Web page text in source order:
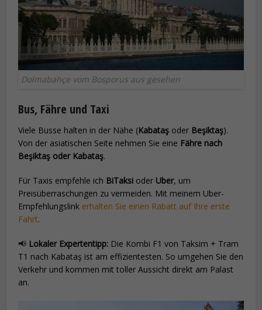
Dolmabahçe vom Bosporus aus gesehen
Bus, Fähre und Taxi
Viele Busse halten in der Nähe (Kabataş oder Beşiktaş).
Von der asiatischen Seite nehmen Sie eine Fähre nach
Beşiktaş oder Kabataş.
Für Taxis empfehle ich BiTaksi oder Uber, um
Preisüberraschungen zu vermeiden. Mit meinem Uber-
Empfehlungslink erhalten Sie einen Rabatt auf Ihre erste
Fahrt.
📢 Lokaler Expertentipp: Die Kombi F1 von Taksim + Tram
T1 nach Kabataş ist am effizientesten. So umgehen Sie den
Verkehr und kommen mit toller Aussicht direkt am Palast
an.